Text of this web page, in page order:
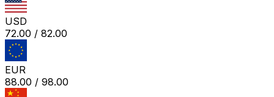
USD
72.00 / 82.00
EUR
88.00 / 98.00